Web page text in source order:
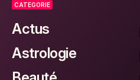
CATEGORIE
Actus
Astrologie